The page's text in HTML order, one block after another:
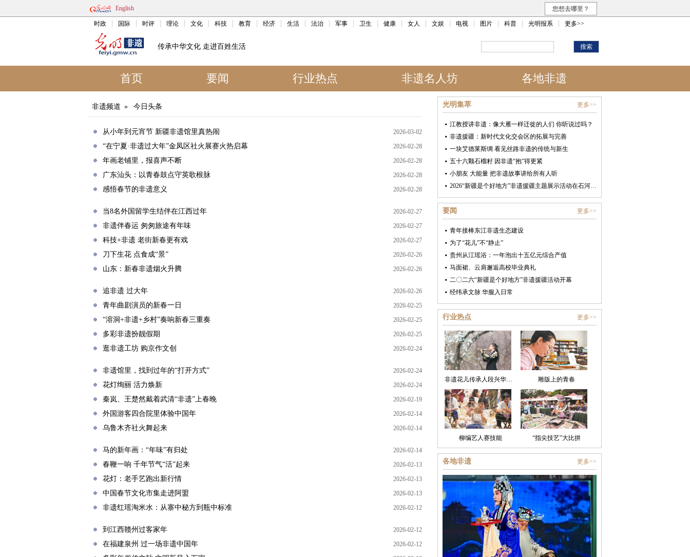
English 您想去哪里？
时政 国际 时评 理论 文化 科技 教育 经济 生活 法治 军事 卫生 健康 女人 文娱 电视 图片 科普 光明报系 更多>>
传承中华文化 走进百姓生活
首页 要闻 行业热点 非遗名人坊 各地非遗
非遗频道 » 今日头条
从小年到元宵节 新疆非遗馆里真热闹 2026-03-02
“在宁夏·非遗过大年”金凤区社火展赛火热启幕 2026-02-28
年画老铺里，报喜声不断 2026-02-28
广东汕头：以青春鼓点守英歌根脉 2026-02-28
感悟春节的非遗意义 2026-02-28
当8名外国留学生结伴在江西过年 2026-02-27
非遗伴春运 匆匆旅途有年味 2026-02-27
科技+非遗 老街新春更有戏 2026-02-27
刀下生花 点食成“景” 2026-02-26
山东：新春非遗烟火升腾 2026-02-26
追非遗 过大年 2026-02-26
青年曲剧演员的新春一日 2026-02-25
“溶洞+非遗+乡村”奏响新春三重奏 2026-02-25
多彩非遗扮靓假期 2026-02-25
逛非遗工坊 购京作文创 2026-02-24
非遗馆里，找到过年的“打开方式” 2026-02-24
花灯绚丽 活力焕新 2026-02-24
秦岚、王楚然戴着武清“非遗”上春晚 2026-02-19
外国游客四合院里体验中国年 2026-02-14
乌鲁木齐社火舞起来 2026-02-14
马的新年画：“年味”有归处 2026-02-14
春鞭一响 千年节气“活”起来 2026-02-13
花灯：老手艺跑出新行情 2026-02-13
中国春节文化市集走进阿盟 2026-02-13
非遗红瑶淘米水：从寨中秘方到瓶中标准 2026-02-12
​到江西赣州过客家年 2026-02-12
在福建泉州 过一场非遗中国年 2026-02-12
光明集萃 更多>>
江教授讲非遗：像大雁一样迁徙的人们 你听说过吗？
非遗援疆：新时代文化交会区的拓展与完善
一块艾德莱斯绸 看见丝路非遗的传统与新生
五十六颗石榴籽 因非遗“抱”得更紧
小朋友 大能量 把非遗故事讲给所有人听
2026“新疆是个好地方”非遗援疆主题展示活动在石河子开幕
要闻 更多>>
青年接棒东江非遗生态建设
为了“花儿”不“静止”
贵州从江瑶浴：一年泡出十五亿元综合产值
马面裙、云肩邂逅高校毕业典礼
二〇二六“新疆是个好地方”非遗援疆活动开幕
经纬承文脉 华服入日常
行业热点 更多>>
非遗花儿传承人段兴华：老腔唱进新日子 雕版上的青春
柳编艺人赛技能 “指尖技艺”大比拼
各地非遗 更多>>